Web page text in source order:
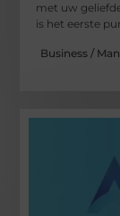
met uw
is het eerste
Business /